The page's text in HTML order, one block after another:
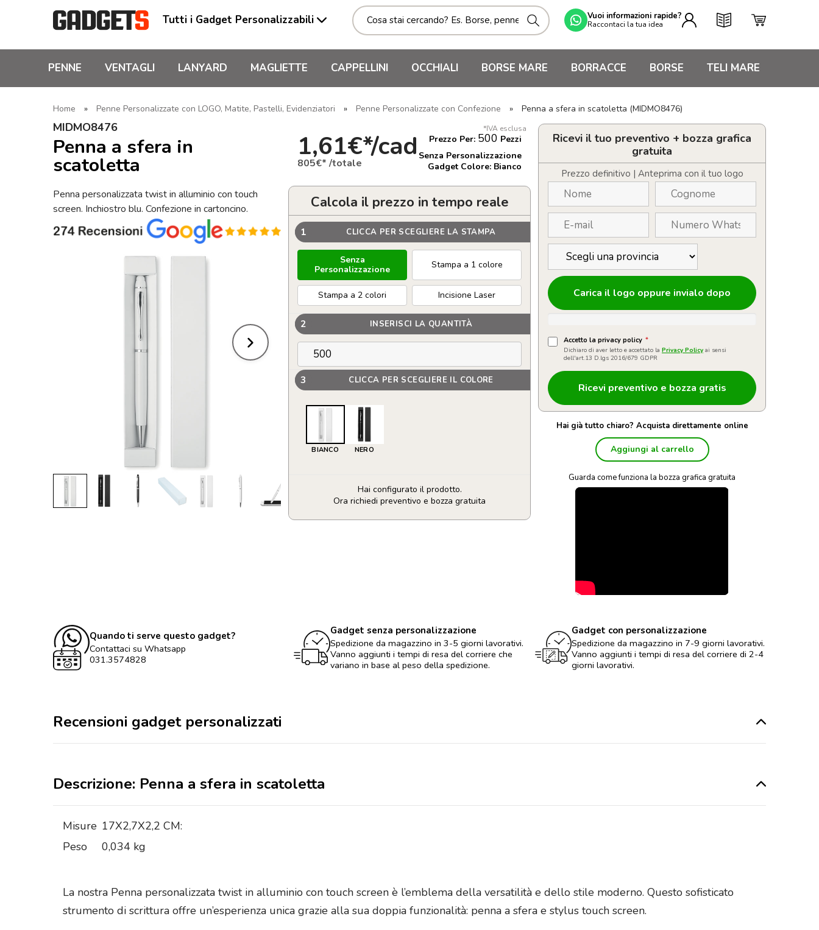
Tutti i Gadget Personalizzabili Vuoi informazioni rapide?
Raccontaci la tua idea
PENNE VENTAGLI LANYARD MAGLIETTE CAPPELLINI OCCHIALI BORSE MARE BORRACCE BORSE TELI MARE
Home » Penne Personalizzate con LOGO, Matite, Pastelli, Evidenziatori » Penne Personalizzate con Confezione » Penna a sfera in scatoletta (MIDMO8476)
MIDMO8476
Penna a sfera in
scatoletta
Penna personalizzata twist in alluminio con touch
screen. Inchiostro blu. Confezione in cartoncino.
*IVA esclusa
1,61€*/cad
805€* /totale
Prezzo Per: 500 Pezzi
Senza Personalizzazione
Gadget Colore: Bianco
Calcola il prezzo in tempo reale
1 CLICCA PER SCEGLIERE LA STAMPA
Senza
Personalizzazione
Stampa a 1 colore
Stampa a 2 colori Incisione Laser
2 INSERISCI LA QUANTITÀ
3 CLICCA PER SCEGLIERE IL COLORE
BIANCO NERO
Hai configurato il prodotto.
Ora richiedi preventivo e bozza gratuita
Penna
Ricevi il tuo preventivo + bozza grafica
gratuita
Prezzo definitivo | Anteprima con il tuo logo
Carica il logo oppure invialo dopo
Accetto la privacy policy *
Dichiaro di aver letto e accettato la Privacy Policy ai sensi
dell'art.13 D.lgs 2016/679 GDPR
Hai già tutto chiaro? Acquista direttamente online
Aggiungi al carrello
Guarda come funziona la bozza grafica gratuita
Quando ti serve questo gadget?
Contattaci su Whatsapp
031.3574828
Gadget senza personalizzazione
Spedizione da magazzino in 3-5 giorni lavorativi.
Vanno aggiunti i tempi di resa del corriere che
variano in base al peso della spedizione.
Gadget con personalizzazione
Spedizione da magazzino in 7-9 giorni lavorativi.
Vanno aggiunti i tempi di resa del corriere di 2-4
giorni lavorativi.
Recensioni gadget personalizzati
Descrizione: Penna a sfera in scatoletta
Misure 17X2,7X2,2 CM:
Peso
0,034 kg
La nostra Penna personalizzata twist in alluminio con touch screen è l’emblema della versatilità e dello stile moderno. Questo sofisticato
strumento di scrittura offre un’esperienza unica grazie alla sua doppia funzionalità: penna a sfera e stylus touch screen.